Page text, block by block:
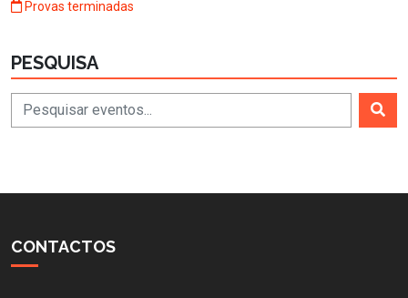
Provas terminadas
PESQUISA
CONTACTOS